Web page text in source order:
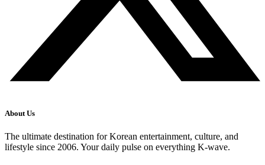
About Us
The ultimate destination for Korean entertainment, culture, and
lifestyle since 2006. Your daily pulse on everything K-wave.